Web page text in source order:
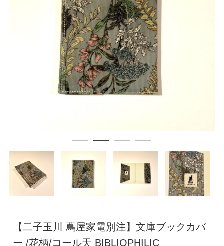
【二子玉川 蔦屋家電別注】文庫ブックカバ
ー /花柄/コール天 BIBLIOPHILIC